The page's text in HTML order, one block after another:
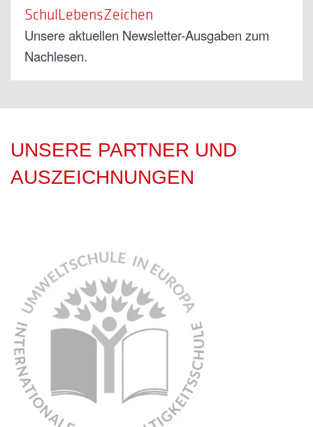
SchulLebensZeichen
Unsere aktuellen Newsletter-Ausgaben zum
Nachlesen.
UNSERE PARTNER UND
AUSZEICHNUNGEN